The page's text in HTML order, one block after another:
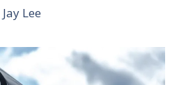
Jay Lee